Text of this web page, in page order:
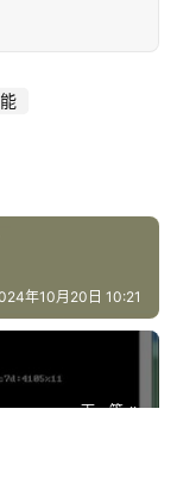
年10月20日 10:21
下一篇